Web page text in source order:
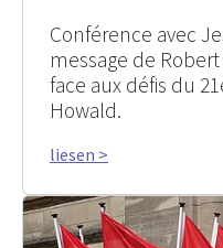
Conférence avec
message de
face aux défis du
Howald.
liesen >